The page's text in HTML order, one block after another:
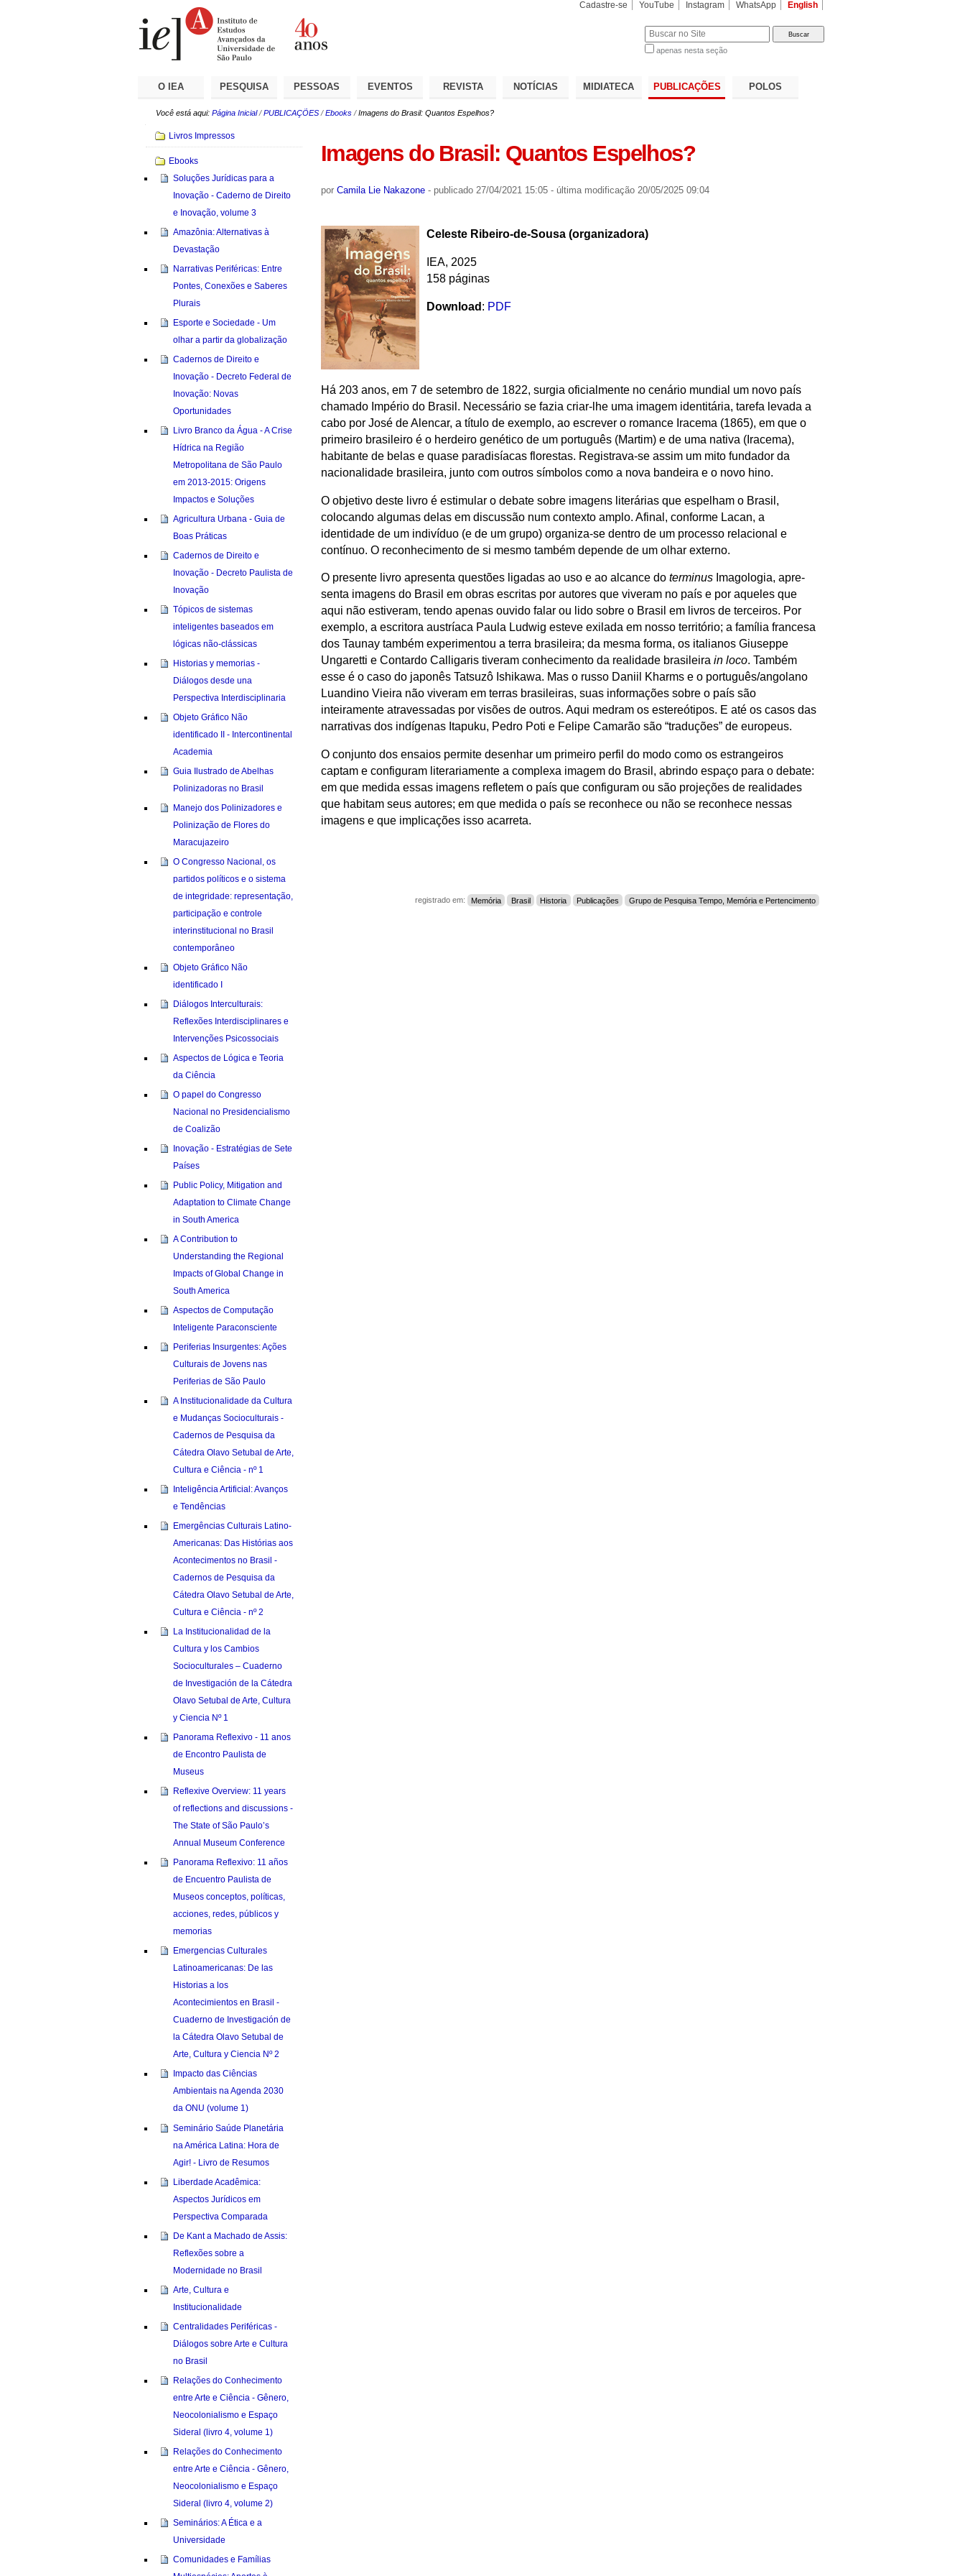
Cadastre-se YouTube Instagram WhatsApp English
apenas nesta seção
O IEA PESQUISA PESSOAS EVENTOS REVISTA NOTÍCIAS MIDIATECA PUBLICAÇÕES POLOS
Você está aqui: Página Inicial /PUBLICAÇÕES /Ebooks /Imagens do Brasil: Quantos Espelhos?
Imagens do Brasil: Quantos Espelhos?
por Camila Lie Nakazone - publicado27/04/2021 15:05 - última modificação20/05/2025 09:04
Celeste Ribeiro-de-Sousa (organizadora)
IEA, 2025
158 páginas
Download : PDF
Há 203 anos, em 7 de setembro de 1822, surgia oficialmente no cenário mundial um novo país
chamado Império do Brasil. Necessário se fazia criar-lhe uma imagem identitária, tarefa levada a
cabo por José de Alencar, a título de exemplo, ao escrever o romance Iracema (1865), em que o
primeiro brasileiro é o herdeiro genético de um português (Martim) e de uma nativa (Iracema),
habitante de belas e quase paradisíacas florestas. Registrava-se assim um mito fundador da
nacionalidade brasileira, junto com outros símbolos como a nova bandeira e o novo hino.
O objetivo deste livro é estimular o debate sobre imagens literárias que espelham o Brasil,
colocando algumas delas em discussão num contexto amplo. Afinal, conforme Lacan, a
identidade de um indivíduo (e de um grupo) organiza-se dentro de um processo relacional e
contínuo. O reconhecimento de si mesmo também depende de um olhar externo.
O presente livro apresenta questões ligadas ao uso e ao alcance do terminusImagologia, apre­
senta imagens do Brasil em obras escritas por autores que viveram no país e por aqueles que
aqui não estiveram, tendo apenas ouvido falar ou lido sobre o Brasil em livros de terceiros. Por
exemplo, a escritora austríaca Paula Ludwig esteve exilada em nosso território; a família francesa
dos Taunay também experimentou a terra brasileira; da mesma forma, os italianos Giuseppe
Ungaretti e Contardo Calligaris tiveram conhecimento da realidade brasileira in loco. Também
esse é o caso do japonês Tatsuzô Ishikawa. Mas o russo Daniil Kharms e o português/angolano
Luandino Vieira não viveram em terras brasileiras, suas informações sobre o país são
inteiramente atravessadas por visões de outros. Aqui medram os estereótipos. E até os casos das
narrativas dos indígenas Itapuku, Pedro Poti e Felipe Camarão são “traduções” de europeus.
O conjunto dos ensaios permite desenhar um primeiro perfil do modo como os estrangei­ros
captam e configuram literariamente a complexa imagem do Brasil, abrindo espaço para o debate:
em que medida essas imagens refletem o país que configuram ou são projeções de realidades
que habitam seus autores; em que medida o país se reconhece ou não se reconhece nessas
imagens e que implicações isso acarreta.
registrado em: Memória Brasil Historia Publicações Grupo de Pesquisa Tempo, Memória e Pertencimento
Navegação
Livros Impressos
Ebooks
Soluções Jurídicas para a
Inovação - Caderno de Direito
e Inovação, volume 3
Amazônia: Alternativas à
Devastação
Narrativas Periféricas: Entre
Pontes, Conexões e Saberes
Plurais
Esporte e Sociedade - Um
olhar a partir da globalização
Cadernos de Direito e
Inovação - Decreto Federal de
Inovação: Novas
Oportunidades
Livro Branco da Água - A Crise
Hídrica na Região
Metropolitana de São Paulo
em 2013-2015: Origens
Impactos e Soluções
Agricultura Urbana - Guia de
Boas Práticas
Cadernos de Direito e
Inovação - Decreto Paulista de
Inovação
Tópicos de sistemas
inteligentes baseados em
lógicas não-clássicas
Historias y memorias -
Diálogos desde una
Perspectiva Interdisciplinaria
Objeto Gráfico Não
identificado II - Intercontinental
Academia
Guia Ilustrado de Abelhas
Polinizadoras no Brasil
Manejo dos Polinizadores e
Polinização de Flores do
Maracujazeiro
O Congresso Nacional, os
partidos políticos e o sistema
de integridade: representação,
participação e controle
interinstitucional no Brasil
contemporâneo
Objeto Gráfico Não
identificado I
Diálogos Interculturais:
Reflexões Interdisciplinares e
Intervenções Psicossociais
Aspectos de Lógica e Teoria
da Ciência
O papel do Congresso
Nacional no Presidencialismo
de Coalizão
Inovação - Estratégias de Sete
Países
Public Policy, Mitigation and
Adaptation to Climate Change
in South America
A Contribution to
Understanding the Regional
Impacts of Global Change in
South America
Aspectos de Computação
Inteligente Paraconsciente
Periferias Insurgentes: Ações
Culturais de Jovens nas
Periferias de São Paulo
A Institucionalidade da Cultura
e Mudanças Socioculturais -
Cadernos de Pesquisa da
Cátedra Olavo Setubal de Arte,
Cultura e Ciência - nº 1
Inteligência Artificial: Avanços
e Tendências
Emergências Culturais Latino-
Americanas: Das Histórias aos
Acontecimentos no Brasil -
Cadernos de Pesquisa da
Cátedra Olavo Setubal de Arte,
Cultura e Ciência - nº 2
La Institucionalidad de la
Cultura y los Cambios
Socioculturales – Cuaderno
de Investigación de la Cátedra
Olavo Setubal de Arte, Cultura
y Ciencia Nº 1
Panorama Reflexivo - 11 anos
de Encontro Paulista de
Museus
Reflexive Overview: 11 years
of reflections and discussions -
The State of São Paulo’s
Annual Museum Conference
Panorama Reflexivo: 11 años
de Encuentro Paulista de
Museos conceptos, políticas,
acciones, redes, públicos y
memorias
Emergencias Culturales
Latinoamericanas: De las
Historias a los
Acontecimientos en Brasil -
Cuaderno de Investigación de
la Cátedra Olavo Setubal de
Arte, Cultura y Ciencia Nº 2
Impacto das Ciências
Ambientais na Agenda 2030
da ONU (volume 1)
Seminário Saúde Planetária
na América Latina: Hora de
Agir! - Livro de Resumos
Liberdade Acadêmica:
Aspectos Jurídicos em
Perspectiva Comparada
De Kant a Machado de Assis:
Reflexões sobre a
Modernidade no Brasil
Arte, Cultura e
Institucionalidade
Centralidades Periféricas -
Diálogos sobre Arte e Cultura
no Brasil
Relações do Conhecimento
entre Arte e Ciência - Gênero,
Neocolonialismo e Espaço
Sideral (livro 4, volume 1)
Relações do Conhecimento
entre Arte e Ciência - Gênero,
Neocolonialismo e Espaço
Sideral (livro 4, volume 2)
Seminários: A Ética e a
Universidade
Comunidades e Famílias